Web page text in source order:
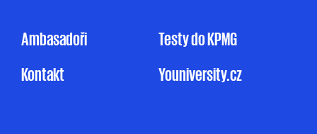
a mohu jej kdykoliv odvolat. Můj nesouhlas
Ambasadoři
Kontakt
Testy do KPMG
Youniversity.cz